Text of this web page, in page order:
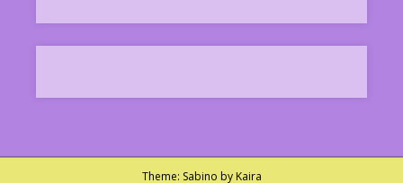
Theme: Sabino by Kaira